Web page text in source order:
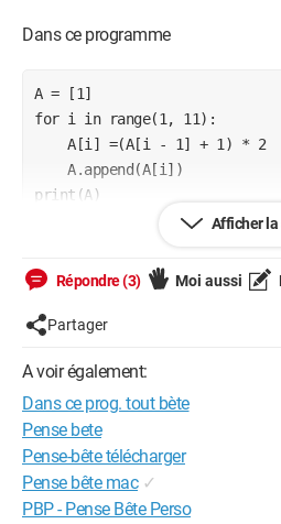
Dans ce programme
A = [1]
for i in range(1, 11):
print(A)
tableau A la valeur initiale (1) par la
Pourquoi refuse-t-il de démarrer le
Merci
Afficher la
Répondre (3) Moi aussi
Partager
A voir également:
Dans ce prog. tout bète
Pense bete
Pense-bête télécharger
Pense bête mac ✓
PBP - Pense Bête Perso